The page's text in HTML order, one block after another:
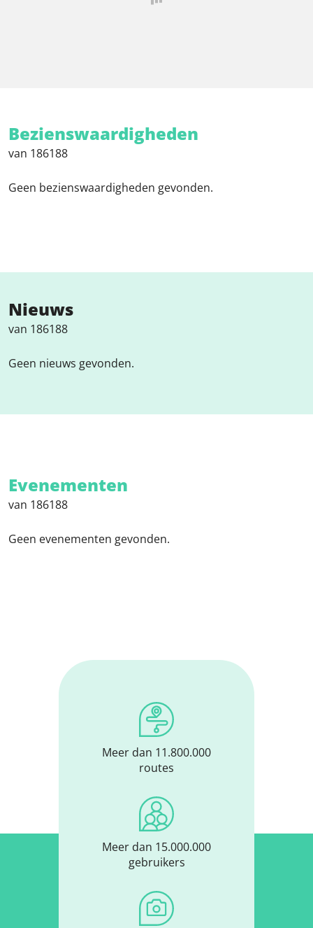
Bezienswaardigheden
van 186188
Geen bezienswaardigheden gevonden.
Nieuws
van 186188
Geen nieuws gevonden.
Evenementen
van 186188
Geen evenementen gevonden.
Meer dan 11.800.000
routes
Meer dan 15.000.000
gebruikers